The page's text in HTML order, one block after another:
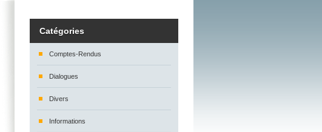
Catégories
Comptes-Rendus
Dialogues
Divers
Informations